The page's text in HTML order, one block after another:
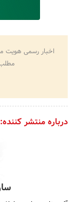
اخبار رسمی هویت
درباره منتشر کننده: